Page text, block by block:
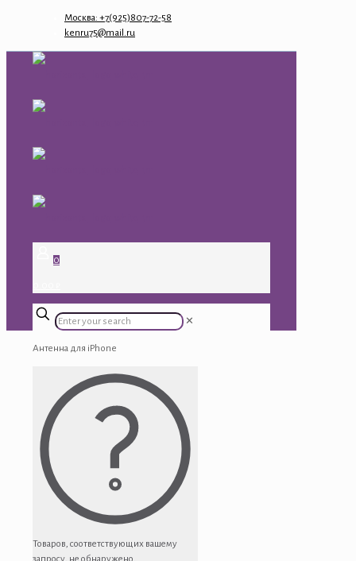
Москва: +7(925)807-72-58
kenru75@mail.ru
0
✕
Антенна для iPhone
Товаров, соответствующих вашему
запросу, не обнаружено.